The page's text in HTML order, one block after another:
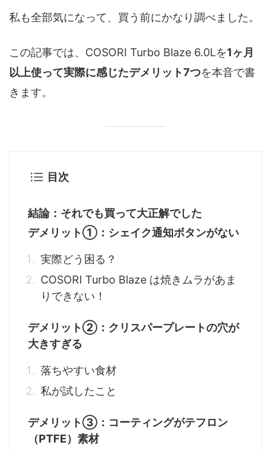
私も全部気になって、買う前にかなり調べました。
この記事では、COSORI Turbo Blaze 6.0Lを1ヶ月
以上使って実際に感じたデメリット7つを本音で書
きます。
目次
結論：それでも買って大正解でした
デメリット①：シェイク通知ボタンがない
実際どう困る？
COSORI Turbo Blaze は焼きムラがあま
りできない！
デメリット②：クリスパープレートの穴が
大きすぎる
落ちやすい食材
私が試したこと
デメリット③：コーティングがテフロン
（PTFE）素材